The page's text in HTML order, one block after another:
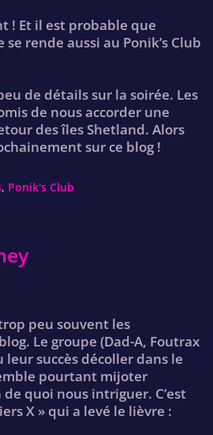
! Et il est probable que
rende aussi au Ponik’s Club
de détails sur la soirée. Les
de nous accorder une
des îles Shetland. Alors
sur ce blog !
, Ponik's Club
peu souvent les
Le groupe (Dad-A, Foutrax
leur succès décoller dans le
pourtant mijoter
quoi nous intriguer. C’est
X » qui a levé le lièvre :